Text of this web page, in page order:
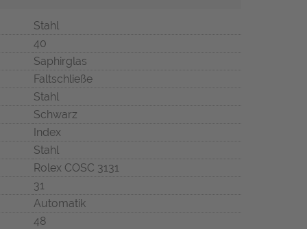
Stahl
40
Saphirglas
Faltschließe
Stahl
Schwarz
Index
Stahl
Rolex COSC 3131
31
Automatik
48